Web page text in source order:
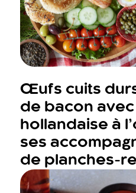
Œufs cuits
de bacon
hollandaise à
ses
de planches-